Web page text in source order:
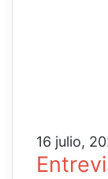
16 julio,